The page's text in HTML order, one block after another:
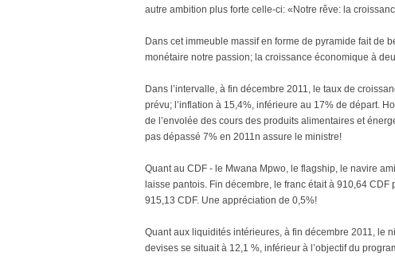
autre ambition plus forte celle-ci: «Notre rêve: la
Dans cet immeuble massif en forme de pyramide fait de
monétaire notre passion; la croissance économique à
Dans l’intervalle, à fin décembre 2011, le taux de
prévu; l’inflation à 15,4%, inférieure au 17% de départ.
de l’envolée des cours des produits alimentaires et
pas dépassé 7% en 2011n assure le ministre!
Quant au CDF - le Mwana Mpwo, le flagship, le navire
laisse pantois. Fin décembre, le franc était à 910,64
915,13 CDF. Une appréciation de 0,5%!
Quant aux liquidités intérieures, à fin décembre 2011, le
devises se situait à 12,1 %, inférieur à l’objectif du